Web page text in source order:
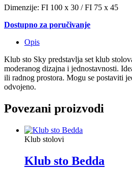
Dimenzije: FI 100 x 30 / FI 75 x 45
Dostupno za poručivanje
Opis
Klub sto Sky predstavlja set klub
moderanog dizajna i jednostavnosti.
ili radnog prostora. Mogu se postaviti
odvojeno.
Povezani proizvodi
Klub stolovi
Klub sto Bedda